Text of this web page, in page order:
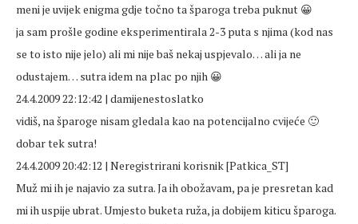
meni je uvijek enigma gdje točno ta šparoga treba puknut 😀
ja sam prošle godine eksperimentirala 2-3 puta s njima (kod nas
se to isto nije jelo) ali mi nije baš nekaj uspjevalo… ali ja ne
odustajem… sutra idem na plac po njih 😀
24.4.2009 22:12:42 | damijenestoslatko
vidiš, na šparoge nisam gledala kao na potencijalno cvijeće 🙂
dobar tek sutra!
24.4.2009 20:42:12 | Neregistrirani korisnik [Patkica_ST]
Muž mi ih je najavio za sutra. Ja ih obožavam, pa je presretan kad
mi ih uspije ubrat. Umjesto buketa ruža, ja dobijem kiticu šparoga.